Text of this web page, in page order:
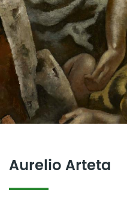
Aurelio Arteta